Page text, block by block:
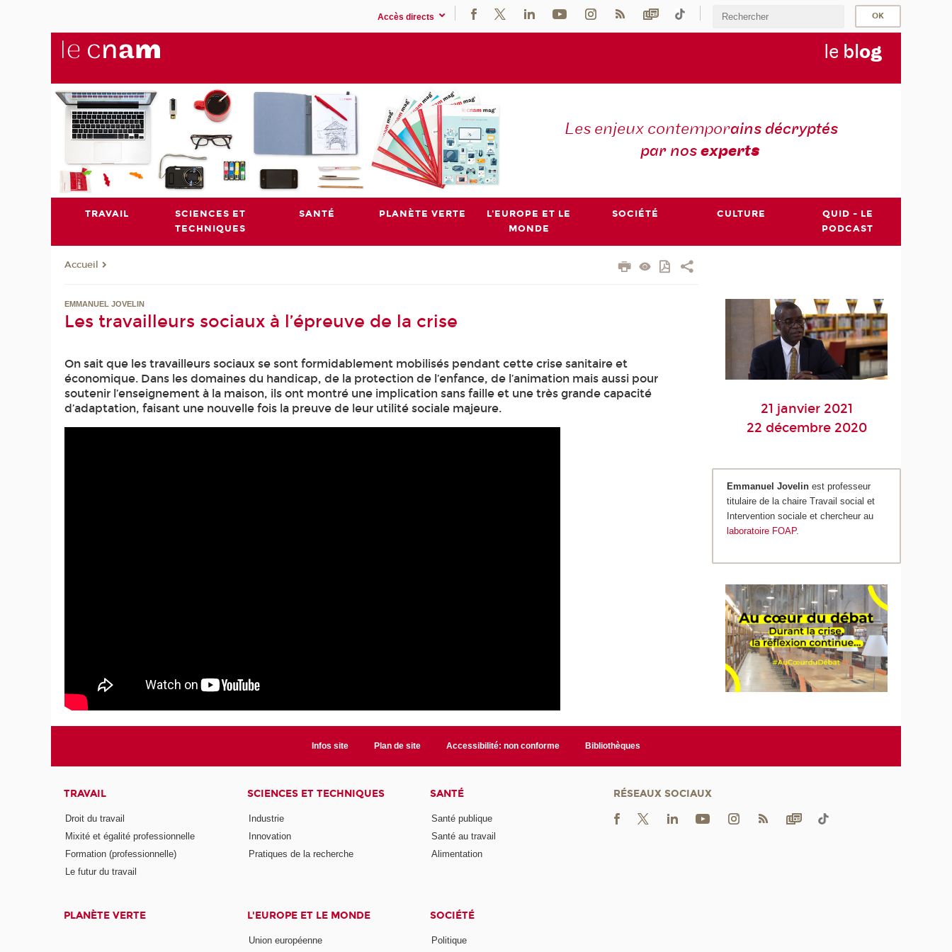
Accès directs
le blog
Les enjeux contemporains décryptés
par nosexperts
TRAVAIL
SCIENCES ET
TECHNIQUES
SANTÉ PLANÈTE VERTE
L'EUROPE ET LE
MONDE
SOCIÉTÉ CULTURE
QUID - LE
PODCAST
Accueil
EMMANUEL JOVELIN
Les travailleurs sociaux à l’épreuve de la crise
On sait que les travailleurs sociaux se sont formidablement mobilisés pendant cette crise sanitaire et
économique. Dans les domaines du handicap, de la protection de l’enfance, de l’animation mais aussi pour
soutenir l’enseignement à la maison, ils ont montré une implication sans faille et une très grande capacité
d’adaptation, faisant une nouvelle fois la preuve de leur utilité sociale majeure.
21 janvier 2021
22 décembre 2020
Emmanuel Jovelinest professeur
titulaire de la chaire Travail social et
Intervention sociale et chercheur au
laboratoire FOAP.
Infos site Plan de site Accessibilité: non conforme Bibliothèques
TRAVAIL
Droit du travail
Mixité et égalité professionnelle
Formation (professionnelle)
Le futur du travail
SCIENCES ET TECHNIQUES
Industrie
Innovation
Pratiques de la recherche
SANTÉ
Santé publique
Santé au travail
Alimentation
PLANÈTE VERTE L'EUROPE ET LE MONDE
Union européenne
SOCIÉTÉ
Politique
RÉSEAUX SOCIAUX